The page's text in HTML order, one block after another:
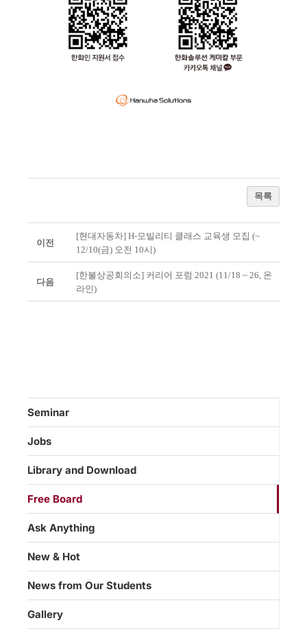
목록
이전
[현대자동차] H-모빌리티 클래스 교육생 모집 (~
12/10(금) 오전 10시)
다음
[한불상공회의소] 커리어 포럼 2021 (11/18 ~ 26, 온
라인)
Seminar
Jobs
Library and Download
Free Board
Ask Anything
New & Hot
News from Our Students
Gallery